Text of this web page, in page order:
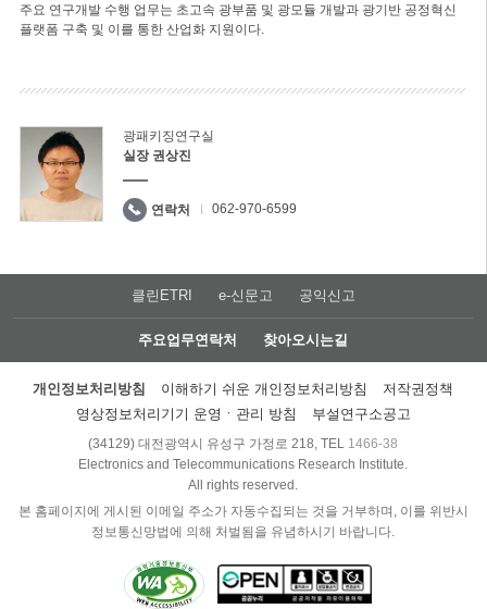
주요 연구개발 수행 업무는 초고속 광부품 및 광모듈 개발과 광기반 공정혁신
플랫폼 구축 및 이를 통한 산업화 지원이다.
광패키징연구실
실장 권상진
연락처 062-970-6599
클린ETRI e-신문고 공익신고
주요업무연락처 찾아오시는길
개인정보처리방침 이해하기 쉬운 개인정보처리방침
저작권정책
영상정보처리기기 운영ㆍ관리 방침
부설연구소공고
(34129) 대전광역시 유성구 가정로 218, TEL 1466-38
Electronics and Telecommunications Research Institute.
All rights reserved.
본 홈페이지에 게시된 이메일 주소가 자동수집되는 것을 거부하며, 이를 위반시
정보통신망법에 의해 처벌됨을 유념하시기 바랍니다.